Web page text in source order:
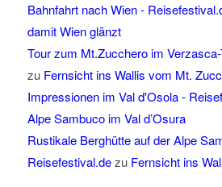
Bahnfahrt nach Wien -
damit Wien glänzt
Tour zum Mt.Zucchero im
zu Fernsicht ins Wallis vom Mt.
Impressionen im Val d'Osola -
Alpe Sambuco im Val d’Osura
Rustikale Berghütte auf der Alpe
Reisefestival.dezu Fernsicht ins